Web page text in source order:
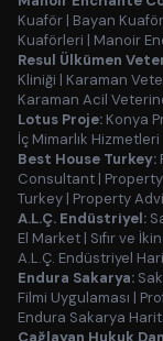
Kuaför | Bayan
Kuaförleri | Manoir
Resul Ülkümen
Kliniği | Karaman
Karaman Acil
Lotus Proje: Konya
İç Mimarlık Hizmetleri
Best House Turkey:
Consultant |
Turkey | Property
A.L.Ç. Endüstriyel:
El Market | Sıfır ve
A.L.Ç. Endüstriyel
Endura Sakarya:
Filmi Uygulaması |
Endura Sakarya
Çağlayan Hukuk